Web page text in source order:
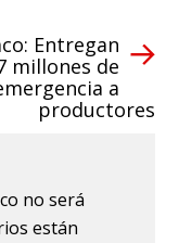
Entregan
millones de
a
productores
no será
están